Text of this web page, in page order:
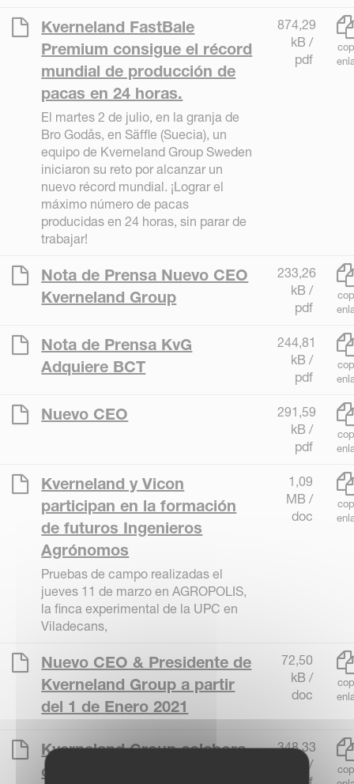
Kverneland FastBale
Premium consigue el récord
mundial de producción de
pacas en 24 horas.
El martes 2 de julio, en la granja de
Bro Godås, en Säffle (Suecia), un
equipo de Kverneland Group Sweden
iniciaron su reto por alcanzar un
nuevo récord mundial. ¡Lograr el
máximo número de pacas
producidas en 24 horas, sin parar de
trabajar!
874,29
kB /
pdf
Nota de Prensa Nuevo CEO
Kverneland Group
233,26
kB /
pdf
Nota de Prensa KvG
Adquiere BCT
244,81
kB /
pdf
Nuevo CEO
291,59
kB /
pdf
Kverneland y Vicon
participan en la formación
de futuros Ingenieros
Agrónomos
Pruebas de campo realizadas el
jueves 11 de marzo en AGROPOLIS,
la finca experimental de la UPC en
Viladecans,
1,09
MB /
doc
Nuevo CEO & Presidente de
Kverneland Group a partir
del 1 de Enero 2021
72,50
kB /
doc
Kverneland Group colabora
con Giants Software para
348,33
kB /